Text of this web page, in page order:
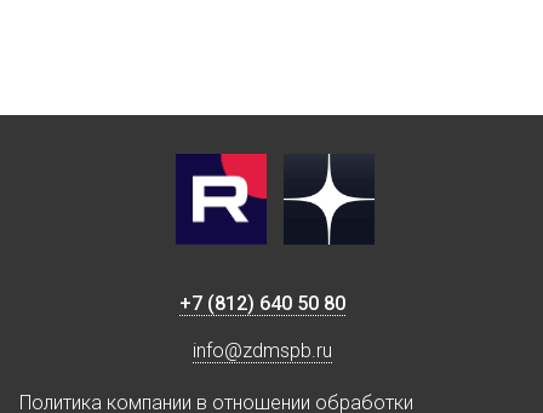
+7 (812) 640 50 80
info@zdmspb.ru
Политика компании в отношении обработки